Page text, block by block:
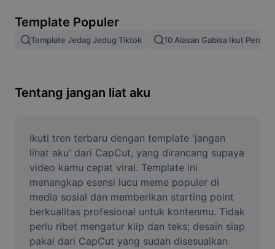
Gabung gambar
Ubah Ukuran Gambar
Pembuat Meme
AI Text Remover
AI People Remover
AI Inpainting
Face Cutout
Template Populer
Template Jedag Jedug Tiktok 10 Alasan Gabisa Ikut Perang
Tentang jangan liat aku
Ikuti tren terbaru dengan template 'jangan
lihat aku' dari CapCut, yang dirancang supaya
video kamu cepat viral. Template ini
menangkap esensi lucu meme populer di
media sosial dan memberikan starting point
berkualitas profesional untuk kontenmu. Tidak
perlu ribet mengatur klip dan teks; desain siap
pakai dari CapCut yang sudah disesuaikan